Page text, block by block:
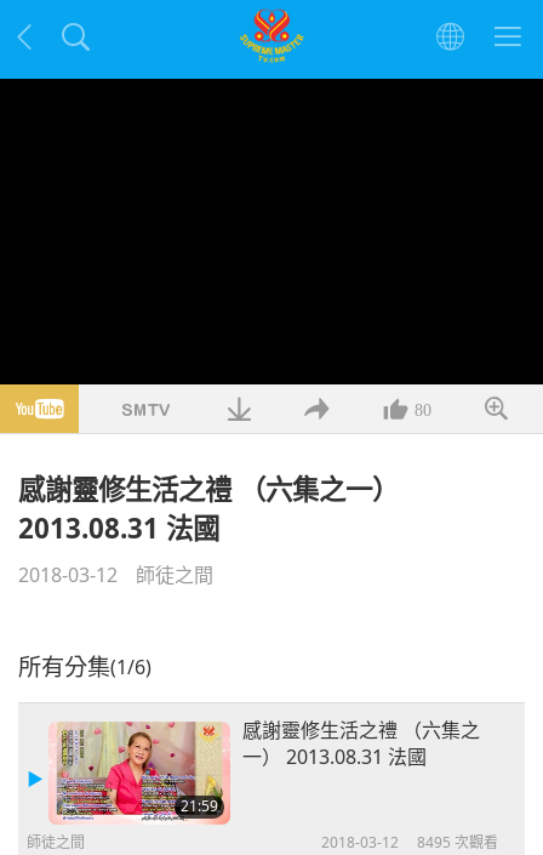
80
感謝靈修生活之禮 （六集之一）
2013.08.31 法國
2018-03-12 師徒之間
所有分集(1/6)
21:59
感謝靈修生活之禮 （六集之
一） 2013.08.31 法國
師徒之間 2018-03-12 8495 次觀看